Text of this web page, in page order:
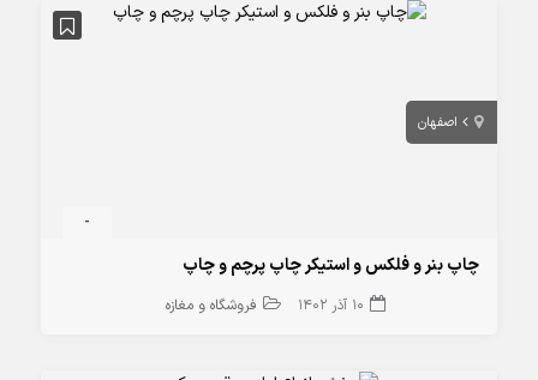
اصفهان
-
چاپ بنر و فلکس و استیکر چاپ پرچم و چاپ
10 آذر 1402 فروشگاه و مغازه